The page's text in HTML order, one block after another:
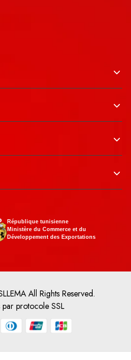
République tunisienne
Ministère du Commerce et du
Développement des Exportations
All Rights Reserved.
par protocole SSL